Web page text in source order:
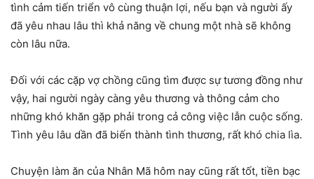
tình cảm tiến triển vô cùng thuận lợi, nếu bạn và người ấy
đã yêu nhau lâu thì khả năng về chung một nhà sẽ không
còn lâu nữa.
Đối với các cặp vợ chồng cũng tìm được sự tương đồng như
vậy, hai người ngày càng yêu thương và thông cảm cho
những khó khăn gặp phải trong cả công việc lẫn cuộc sống.
Tình yêu lâu dần đã biến thành tình thương, rất khó chia lìa.
Chuyện làm ăn của Nhân Mã hôm nay cũng rất tốt, tiền bạc